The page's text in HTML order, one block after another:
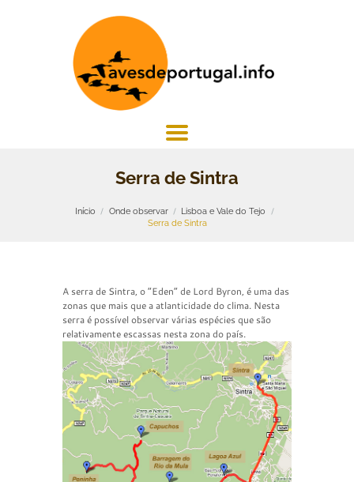
Serra de Sintra
Início Onde observar
Lisboa e Vale do Tejo
Serra de Sintra
A serra de Sintra, o “Eden” de Lord Byron, é uma das
zonas que mais que a atlanticidade do clima. Nesta
serra é possível observar várias espécies que são
relativamente escassas nesta zona do país.